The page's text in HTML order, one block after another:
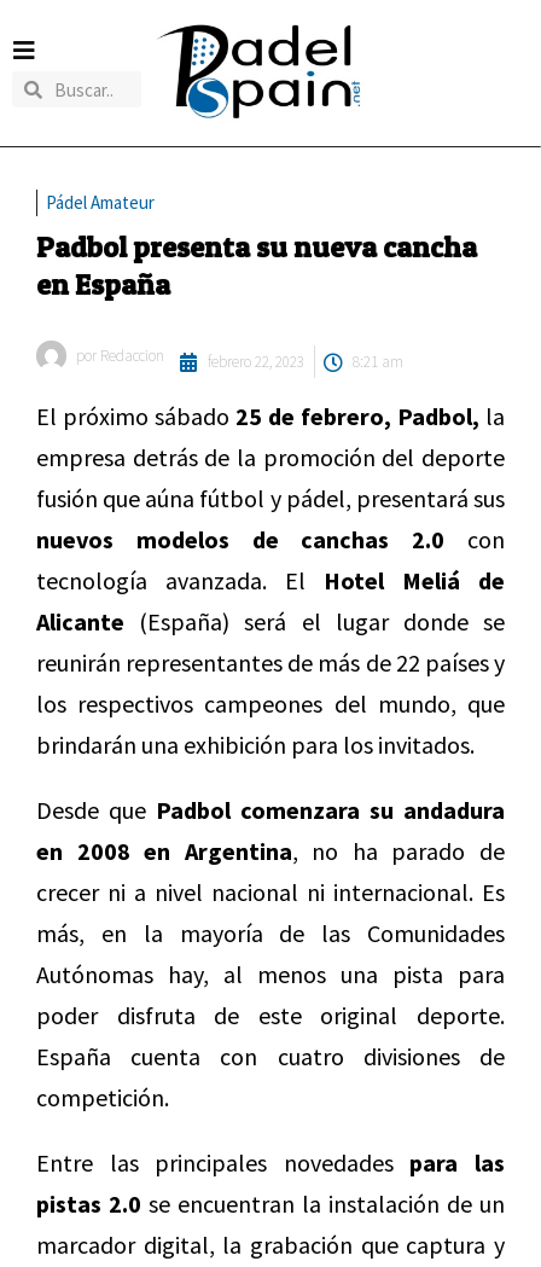
Pádel Amateur
Padbol presenta su nueva cancha
en España
por Redaccion febrero 22, 2023 8:21 am
El próximo sábado 25 de febrero, Padbol, la
empresa detrás de la promoción del deporte
fusión que aúna fútbol y pádel, presentará sus
nuevos modelos de canchas 2.0 con
tecnología avanzada. El Hotel Meliá de
Alicante (España) será el lugar donde se
reunirán representantes de más de 22 países y
los respectivos campeones del mundo, que
brindarán una exhibición para los invitados.
Desde que Padbol comenzara su andadura
en 2008 en Argentina, no ha parado de
crecer ni a nivel nacional ni internacional. Es
más, en la mayoría de las Comunidades
Autónomas hay, al menos una pista para
poder disfruta de este original deporte.
España cuenta con cuatro divisiones de
competición.
Entre las principales novedades para las
pistas 2.0 se encuentran la instalación de un
marcador digital, la grabación que captura y